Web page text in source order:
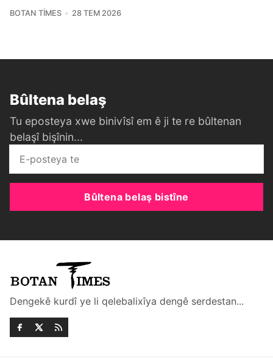
BOTAN TIMES 28 TEM 2026
Bûltena belaş
Tu eposteya xwe binivîsî em ê ji te re bûltenan
belaşî bişînin...
Bûltena belaş bistîne
Dengekê kurdî ye li qelebalixîya dengê serdestan...